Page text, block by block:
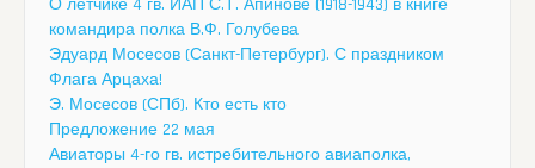
О летчике 4 гв. ИАП С.Т. Апинове (1918-1943) в книге
командира полка В.Ф. Голубева
Эдуард Мосесов (Санкт-Петербург). С праздником
Флага Арцаха!
Э. Мосесов (СПб). Кто есть кто
Предложение 22 мая
Авиаторы 4-го гв. истребительного авиаполка,